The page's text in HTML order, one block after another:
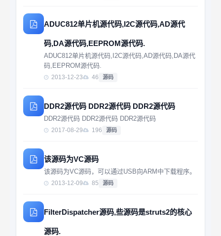
ADUC812单片机源代码,I2C源代码,AD源代
码,DA源代码,EEPROM源代码.
ADUC812单片机源代码,I2C源代码,AD源代码,DA源代
码,EEPROM源代码.
2013-12-23 46 源码
DDR2源代码 DDR2源代码 DDR2源代码
DDR2源代码 DDR2源代码 DDR2源代码
2017-08-29 196 源码
该源码为VC源码
该源码为VC源码，可以通过USB向ARM中下载程序。
2013-12-09 85 源码
FilterDispatcher源码,些源码是struts2的核心
源码.